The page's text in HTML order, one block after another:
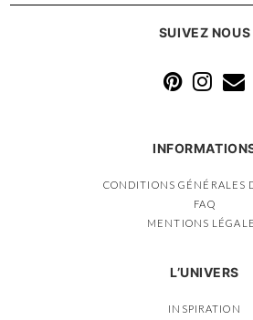
SUIVEZ NOUS
CONDITIONS GÉNÉRALES
FAQ
MENTIONS
L’UNIVERS
INSPIRATION